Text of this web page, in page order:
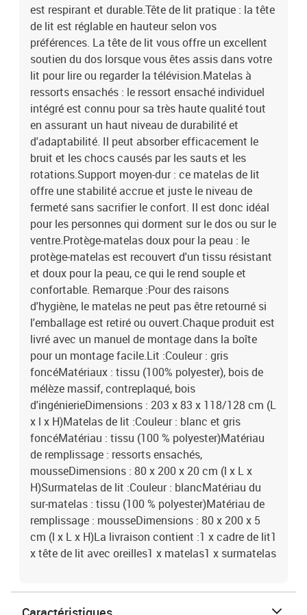
est respirant et durable.Tête de lit pratique : la tête
de lit est réglable en hauteur selon vos
préférences. La tête de lit vous offre un excellent
soutien du dos lorsque vous êtes assis dans votre
lit pour lire ou regarder la télévision.Matelas à
ressorts ensachés : le ressort ensaché individuel
intégré est connu pour sa très haute qualité tout
en assurant un haut niveau de durabilité et
d'adaptabilité. Il peut absorber efficacement le
bruit et les chocs causés par les sauts et les
rotations.Support moyen-dur : ce matelas de lit
offre une stabilité accrue et juste le niveau de
fermeté sans sacrifier le confort. Il est donc idéal
pour les personnes qui dorment sur le dos ou sur le
ventre.Protège-matelas doux pour la peau : le
protège-matelas est recouvert d'un tissu résistant
et doux pour la peau, ce qui le rend souple et
confortable. Remarque :Pour des raisons
d'hygiène, le matelas ne peut pas être retourné si
l'emballage est retiré ou ouvert.Chaque produit est
livré avec un manuel de montage dans la boîte
pour un montage facile.Lit :Couleur : gris
foncéMatériaux : tissu (100% polyester), bois de
mélèze massif, contreplaqué, bois
d'ingénierieDimensions : 203 x 83 x 118/128 cm (L
x l x H)Matelas de lit :Couleur : blanc et gris
foncéMatériau : tissu (100 % polyester)Matériau
de remplissage : ressorts ensachés,
mousseDimensions : 80 x 200 x 20 cm (l x L x
H)Surmatelas de lit :Couleur : blancMatériau du
sur-matelas : tissu (100 % polyester)Matériau de
remplissage : mousseDimensions : 80 x 200 x 5
cm (l x L x H)La livraison contient :1 x cadre de lit1
x tête de lit avec oreilles1 x matelas1 x surmatelas